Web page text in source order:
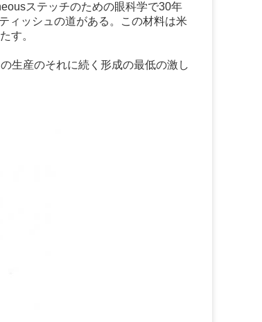
ステッチのための眼科学で30年
ィッシュの道がある。この材料は米
す。
生産のそれに続く形成の最低の激し